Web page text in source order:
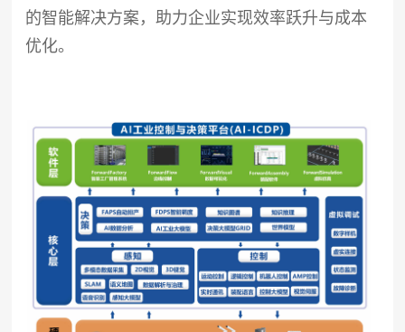
的智能解决方案，助力企业实现效率跃升与成本
优化。